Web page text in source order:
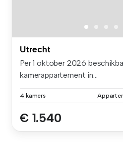
Utrecht
Per 1 oktober 2026
kamerappartement in...
4 kamers
€ 1.540